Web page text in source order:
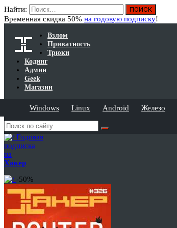
Найти:
Временная скидка 50% на годовую подписку!
Взлом
Приватность
Трюки
Кодинг
Админ
Geek
Магазин
Windows Linux Android Железо
Годовая
подписка
на
Хакер
-50%